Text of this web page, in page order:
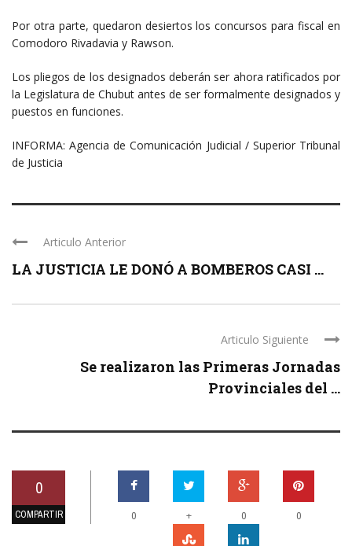
Por otra parte, quedaron desiertos los concursos para fiscal en
Comodoro Rivadavia y Rawson.
Los pliegos de los designados deberán ser ahora ratificados por
la Legislatura de Chubut antes de ser formalmente designados y
puestos en funciones.
INFORMA: Agencia de Comunicación Judicial / Superior Tribunal
de Justicia
Articulo Anterior
LA JUSTICIA LE DONÓ A BOMBEROS CASI ...
Articulo Siguiente
Se realizaron las Primeras Jornadas
Provinciales del ...
0
COMPARTIR 0 + 0 0